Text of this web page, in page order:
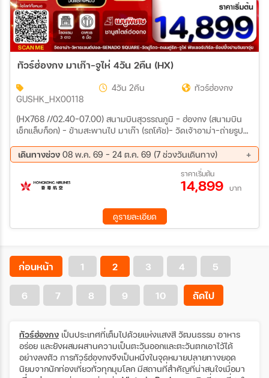
ทัวร์ฮ่องกง มาเก๊า-จูไห่ 4วัน 2คืน (HX)
GUSHK_HX00118
4วัน 2คืน ทัวร์ฮ่องกง
(HX768 //02.40-07.00) สนามบินสุวรรณภูมิ – ฮ่องกง (สนามบิน
เช็กแล็บก็อก) – ข้ามสะพานไป มาเก๊า (รถโค้ช)– วัดเจ้าอาม่า-ถ่ายรูปคู่
ผ่านชมเจ้าแม่กวนอิมริมทะเล - วิหารเซนต์ปอล – เมืองจูไห่ วัดผู่โถ่ว-
ร้านยา-ถ่ายรูปคู่จูไห่ฟิชเชอร์เกิร์ล(แม่นางหวีหนี่) -ผ่านชมถนนคู่รัก -
ร้านผ้าไหม – ชมโรงละครหอไข่มุก- ร้านหยก – ตลาดใต้ดินกงเป่ย-เข้า
ที่พัก เมืองจูไห่ –ข้ามสะพานกลับ ฮ่องกง (รถโค้ช) - วัดเจ้าแม่กวนอิม
ซาจุ่ย – สนามบินฮ่องกง (เช็กแล็บก็อก) – กรุงเทพฯ (21.15-23.15 น.)
เดินทางช่วง 08 พ.ค. 69 - 24 ต.ค. 69 (7 ช่วงวันเดินทาง)
11 ก.ย. 69 - 14 ก.ย. 69
25 ก.ย. 69 - 28 ก.ย. 69
02 ต.ค. 69 - 05 ต.ค. 69
09 ต.ค. 69 - 12 ต.ค. 69
16 ต.ค. 69 - 19 ต.ค. 69
ราคาเริ่มต้น
14,899 บาท
ดูรายละเอียด
ก่อนหน้า 1 2 3 4 5
6 7 8 9 10 ถัดไป
ทัวร์ฮ่องกง เป็นประเทศที่เต็มไปด้วยแห่งแสงสี วัฒนธรรม อาหาร
อร่อย และยังผสมผสานความเป็นตะวันออกและตะวันตกเอาไว้ได้
อย่างลงตัว การทัวร์ฮ่องกงจึงเป็นหนึ่งในจุดหมายปลายทางยอด
นิยมจากนักท่องเที่ยวทั่วทุกมุมโลก มีสถานที่สำคัญที่น่าสนใจเมื่อมา